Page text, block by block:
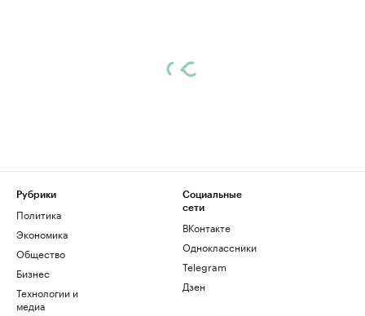
Рубрики
Политика
Экономика
Общество
Бизнес
Технологии и
медиа
Социальные
сети
ВКонтакте
Одноклассники
Telegram
Дзен